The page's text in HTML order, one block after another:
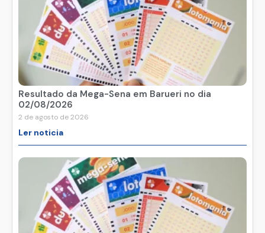
Resultado da Mega-Sena em Barueri no dia
02/08/2026
2 de agosto de 2026
Ler noticia